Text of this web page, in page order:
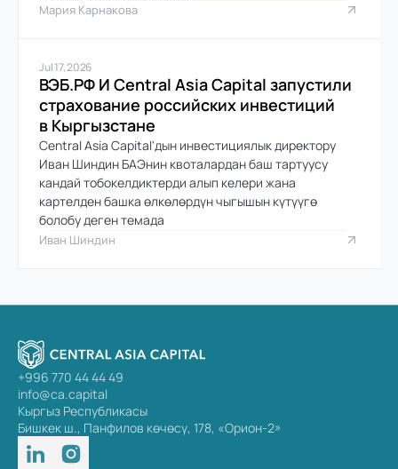
Мария Карнакова
Jul 17, 2026
ВЭБ.РФ И Central Asia Capital запустили
страхование российских инвестиций
в Кыргызстане
Central Asia Capital'дын инвестициялык директору
Иван Шиндин БАЭнин квоталардан баш тартуусу
кандай тобокелдиктерди алып келери жана
картелден башка өлкөлөрдүн чыгышын күтүүгө
болобу деген темада
Иван Шиндин
+996 770 44 44 49
info@ca.capital
Кыргыз Республикасы
Бишкек ш., Панфилов көчөсү, 178, «Орион-2»